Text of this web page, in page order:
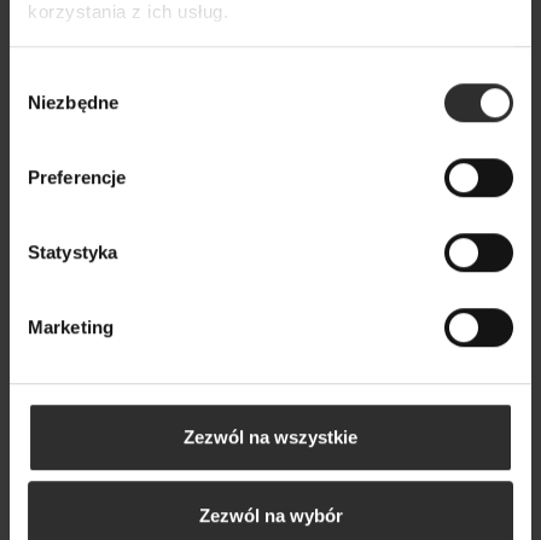
korzystania z ich usług.
zgody
Niezbędne
Preferencje
Statystyka
Marketing
Zezwól na wszystkie
Zezwól na wybór
Żakiet z kieszeniami w kolorze czarnym Cassie